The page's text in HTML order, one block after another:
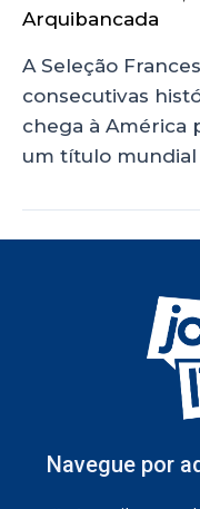
Arquibancada
A Seleção
consecutivas
chega à América
um título mundial
Navegue por